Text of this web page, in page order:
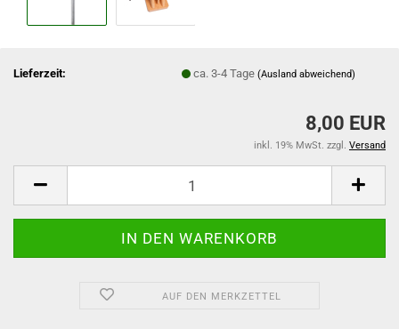
Lieferzeit: ca. 3-4 Tage(Ausland abweichend)
8,00 EUR
inkl. 19% MwSt. zzgl. Versand
AUF DEN MERKZETTEL